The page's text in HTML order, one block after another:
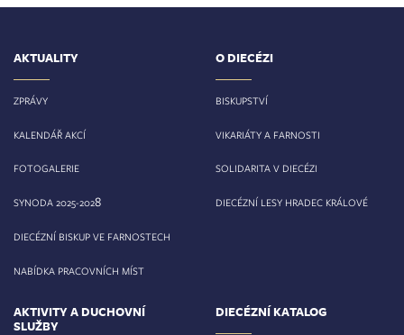
AKTUALITY
ZPRÁVY
KALENDÁŘ AKCÍ
FOTOGALERIE
SYNODA 2025-2028
DIECÉZNÍ BISKUP VE FARNOSTECH
NABÍDKA PRACOVNÍCH MÍST
O DIECÉZI
BISKUPSTVÍ
VIKARIÁTY A FARNOSTI
SOLIDARITA V DIECÉZI
DIECÉZNÍ LESY HRADEC KRÁLOVÉ
AKTIVITY A DUCHOVNÍ
SLUŽBY
DIECÉZNÍ KATALOG